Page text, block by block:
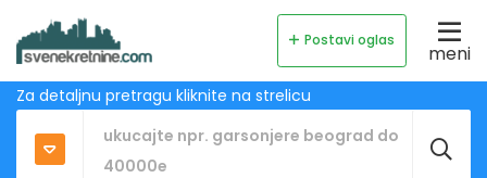
Postavi oglas
meni
Za detaljnu pretragu kliknite na strelicu